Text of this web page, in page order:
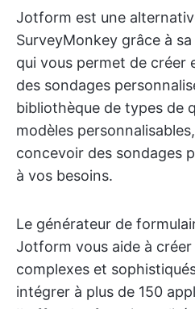
Jotform est une
SurveyMonkey grâce à
qui vous permet de créer
des sondages
bibliothèque de types de
modèles
concevoir des sondages
à vos besoins.
Le générateur de
Jotform vous aide à créer
complexes et
intégrer à plus de 150